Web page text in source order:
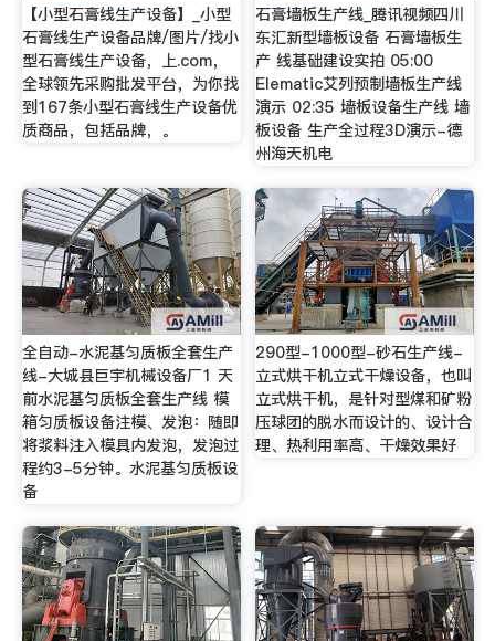
【小型石膏线生产设备】_小型
石膏线生产设备品牌/图片/找小
型石膏线生产设备，上.com，
全球领先采购批发平台，为你找
到167条小型石膏线生产设备优
质商品，包括品牌，。
石膏墙板生产线_腾讯视频四川
东汇新型墙板设备 石膏墙板生
产 线基础建设实拍 05:00
Elematic艾列预制墙板生产线
演示 02:35 墙板设备生产线 墙
板设备 生产全过程3D演示-德
州海天机电
全自动-水泥基匀质板全套生产
线-大城县巨宇机械设备厂1 天
前水泥基匀质板全套生产线 模
箱匀质板设备注模、发泡：随即
将浆料注入模具内发泡，发泡过
程约3-5分钟。水泥基匀质板设
备
290型-1000型-砂石生产线-
立式烘干机立式干燥设备，也叫
立式烘干机，是针对型煤和矿粉
压球团的脱水而设计的、设计合
理、热利用率高、干燥效果好